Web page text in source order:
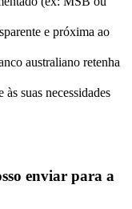
e próxima ao
australiano retenha
suas necessidades
enviar para a